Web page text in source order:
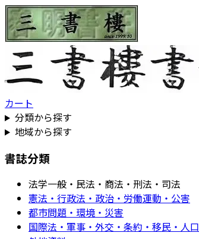
カート
分類から探す
地域から探す
書誌分類
法学一般・民法・商法・刑法・司法
憲法・行政法・政治・労働運動・公害
都市問題・環境・災害
国際法・軍事・外交・条約・移民・人口